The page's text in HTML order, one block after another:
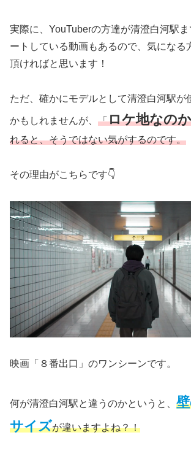
実際に、YouTuberの方達が清澄白河駅
ートしている動画もあるので、気になる
頂ければと思います！
ただ、確かにモデルとして清澄白河駅が
かもしれませんが、 「ロケ地なの
れると、そうではない気がするのです。
その理由がこちらです👇
映画「８番出口」のワンシーンです。
何が清澄白河駅と違うのかというと、
サイズが違いますよね？！